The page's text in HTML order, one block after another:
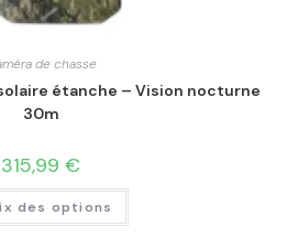
de chasse
étanche – Vision nocturne
30m
315,99 €
des options